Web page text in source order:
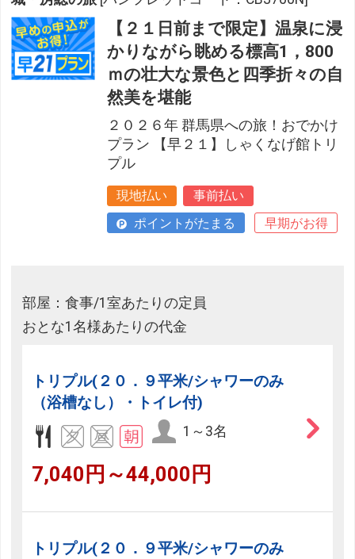
【２１日前まで限定】温泉に浸
かりながら眺める標高1，800
ｍの壮大な景色と四季折々の自
然美を堪能
２０２６年 群馬県への旅！おでかけ
プラン 【早２１】しゃくなげ館トリ
プル
現地払い
事前払い
ポイントがたまる
早期がお得
部屋：食事/1室あたりの定員
おとな1名様あたりの代金
トリプル(２０．９平米/シャワーのみ
（浴槽なし）・トイレ付)
1～3名
7,040円～44,000円
トリプル(２０．９平米/シャワーのみ